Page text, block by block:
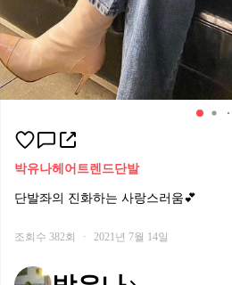
박유나헤어트렌드단발
단발좌의 진화하는 사랑스러움💕
조회수 382회 · 2021년 7월 14일